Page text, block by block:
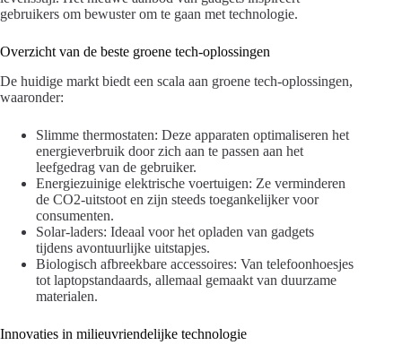
gebruikers om bewuster om te gaan met technologie.
Overzicht van de beste groene tech-oplossingen
De huidige markt biedt een scala aan groene tech-oplossingen,
waaronder:
Slimme thermostaten: Deze apparaten optimaliseren het
energieverbruik door zich aan te passen aan het
leefgedrag van de gebruiker.
Energiezuinige elektrische voertuigen: Ze verminderen
de CO2-uitstoot en zijn steeds toegankelijker voor
consumenten.
Solar-laders: Ideaal voor het opladen van gadgets
tijdens avontuurlijke uitstapjes.
Biologisch afbreekbare accessoires: Van telefoonhoesjes
tot laptopstandaards, allemaal gemaakt van duurzame
materialen.
Innovaties in milieuvriendelijke technologie